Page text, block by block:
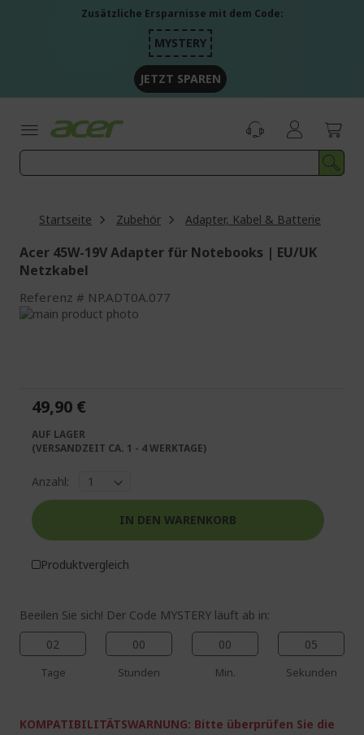
Zusätzliche Ersparnisse mit dem Code:
MYSTERY
JETZT SPAREN
Startseite Zubehör Adapter, Kabel & Batterie
Acer 45W-19V Adapter für Notebooks | EU/UK
Netzkabel
Referenz NP.ADT0A.077
Zum
Code
Beeilen Sie sich! Der Code MYSTERY läuft ab in:
02
Tage
00
Stunden
00
Min.
05
Sekunden
KOMPATIBILITÄTSWARNUNG: Bitte überprüfen Sie die
49,90 €
AUF LAGER
(VERSANDZEIT CA. 1 - 4 WERKTAGE)
Anzahl:
IN DEN WARENKORB
Produktvergleich